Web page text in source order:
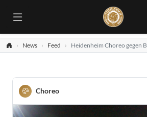
News Feed Heidenheim Choreo gegen Braunschweig
Choreo